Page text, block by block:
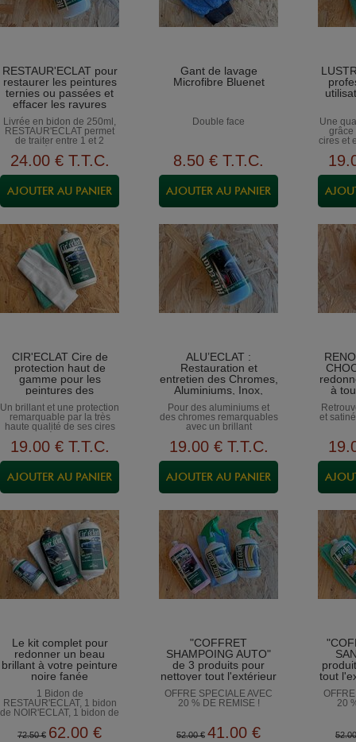
RESTAUR'ECLAT pour
restaurer les peintures
ternies ou passées et
effacer les rayures
importantes
Livrée en bidon de 250ml,
RESTAUR'ECLAT permet
de traiter entre 1 et 2
24.00 € T.T.C.
Gant de lavage
Microfibre Bluenet
Double face
8.50 € T.T.C.
Une
grâce
cires et
19
CIR'ECLAT Cire de
protection haut de
gamme pour les
peintures des
carrosseries, les
aluminiums, les
chromes...
Un brillant et une protection
remarquable par la très
haute qualité de ses cires
gamme
19.00 € T.T.C.
ALU’ECLAT :
Restauration et
entretien des Chromes,
Aluminiums, Inox,
Cuivres, Laitons,
Nickels…
Pour des aluminiums et
des chromes remarquables
avec un brillant
19.00 € T.T.C.
à
et
19
Le kit complet pour
redonner un beau
brillant à votre peinture
noire fanée
1 Bidon de
RESTAUR'ECLAT, 1 bidon
de NOIR'ECLAT, 1 bidon de
spécifiques pour l'utilisation
72.50 € 62.00 €
"COFFRET
SHAMPOING AUTO"
de 3 produits pour
nettoyer tout l'extérieur
de votre véhicule
OFFRE SPECIALE AVEC
20 % DE REMISE !
52.00 € 41.00 €
tout
20
52.00